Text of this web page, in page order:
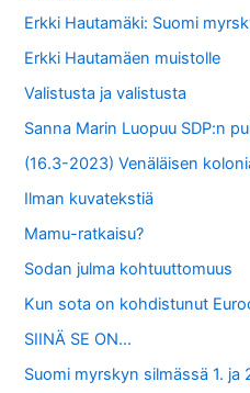
:
Erkki Hautamäki: Suomi
Erkki Hautamäen muistolle
Valistusta ja valistusta
Sanna Marin Luopuu SDP:n
(16.3-2023) Venäläisen
Ilman kuvatekstiä
Mamu-ratkaisu?
Sodan julma kohtuuttomuus
Kun sota on kohdistunut
SIINÄ SE ON…
Suomi myrskyn silmässä 1. ja